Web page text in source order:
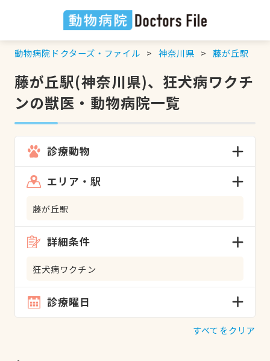
動物病院ドクターズ・ファイル 神奈川県 藤が丘駅
藤が丘駅(神奈川県)、狂犬病ワクチ
ンの獣医・動物病院一覧
診療動物
エリア・駅
藤が丘駅
詳細条件
狂犬病ワクチン
診療曜日
すべてをクリア